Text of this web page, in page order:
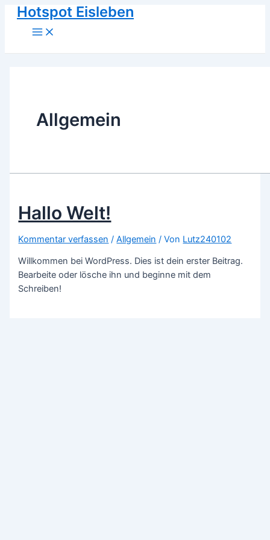
Zum
Inhalt
springen
Hotspot Eisleben
Menu
Allgemein
Hallo Welt!
Kommentar verfassen /Allgemein / Von Lutz240102
Willkommen bei WordPress. Dies ist dein erster Beitrag.
Bearbeite oder lösche ihn und beginne mit dem
Schreiben!